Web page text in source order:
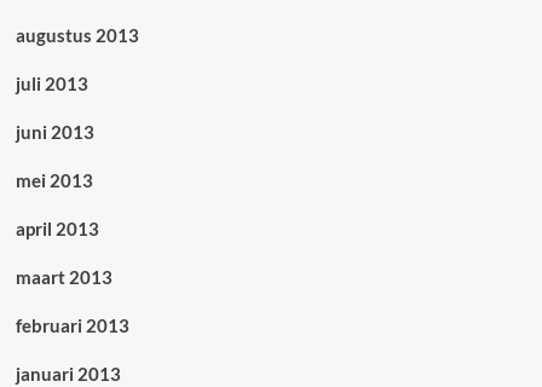
augustus 2013
juli 2013
juni 2013
mei 2013
april 2013
maart 2013
februari 2013
januari 2013